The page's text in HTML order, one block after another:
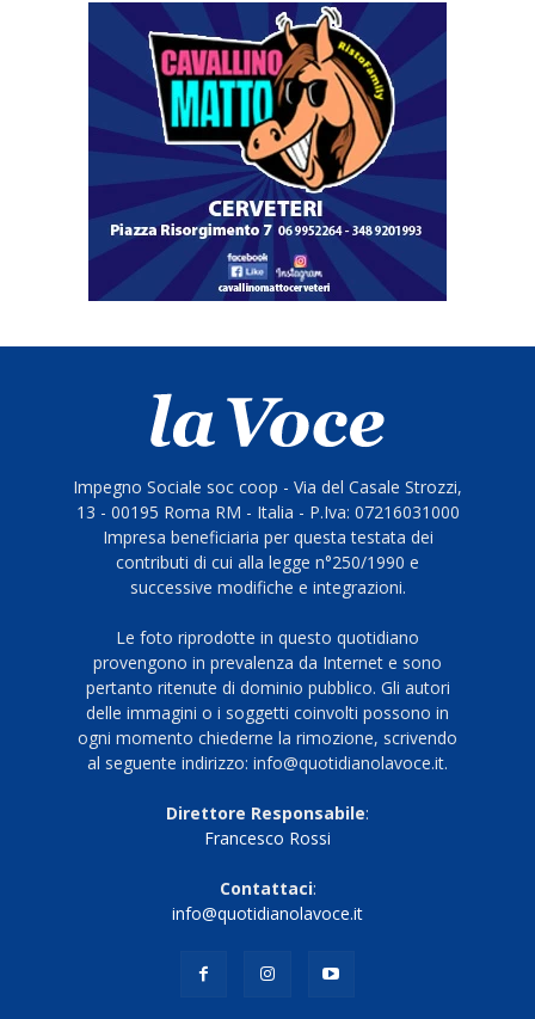
Impegno Sociale soc coop - Via del Casale Strozzi,
13 - 00195 Roma RM - Italia - P.Iva: 07216031000
Impresa beneficiaria per questa testata dei
contributi di cui alla legge n°250/1990 e
successive modifiche e integrazioni.
Le foto riprodotte in questo quotidiano
provengono in prevalenza da Internet e sono
pertanto ritenute di dominio pubblico. Gli autori
delle immagini o i soggetti coinvolti possono in
ogni momento chiederne la rimozione, scrivendo
al seguente indirizzo: info@quotidianolavoce.it.
Direttore Responsabile:
Francesco Rossi
Contattaci:
info@quotidianolavoce.it